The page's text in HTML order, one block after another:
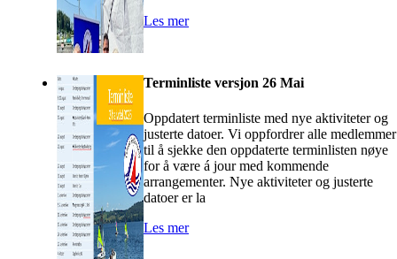
Les mer
Terminliste versjon 26 Mai
Oppdatert terminliste med nye aktiviteter og
justerte datoer. Vi oppfordrer alle medlemmer
til å sjekke den oppdaterte terminlisten nøye
for å være á jour med kommende
arrangementer. Nye aktiviteter og justerte
datoer er la
Les mer